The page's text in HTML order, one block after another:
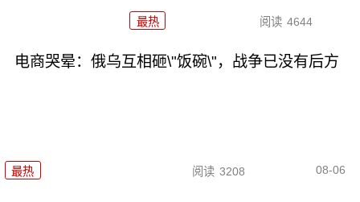
最热 阅读 4644
电商哭晕：俄乌互相砸\"饭碗\"，战争已没有后方
最热 阅读 3208 08-06